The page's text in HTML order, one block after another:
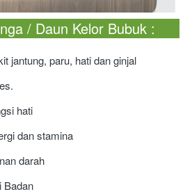
/ Daun Kelor Bubuk :
jantung, paru, hati dan ginjal
hati
dan stamina
darah
Badan